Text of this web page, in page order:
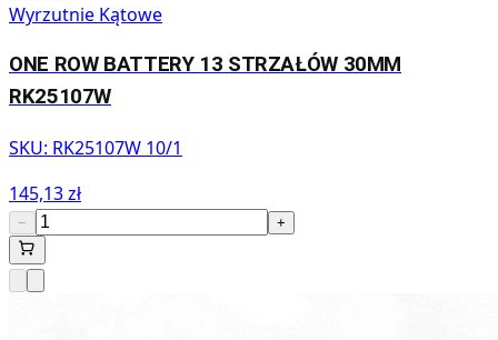
Wyrzutnie Kątowe
ONE ROW BATTERY 13 STRZAŁÓW 30MM
RK25107W
SKU: RK25107W 10/1
145,13 zł
− +